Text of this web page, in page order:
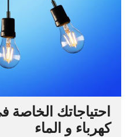
احتياجاتك الخاصة
كهرباء و الماء